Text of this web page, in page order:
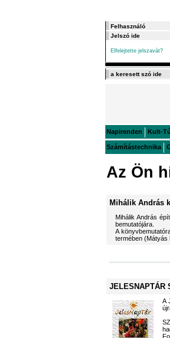
Elfelejtette jelszavát?
Napirenden Kult-
Számítástechnika
Az Ön
Mihálik András
Mihálik András
bemutatójára.
A
termében (Mátyás
JELESNAPTÁR
A